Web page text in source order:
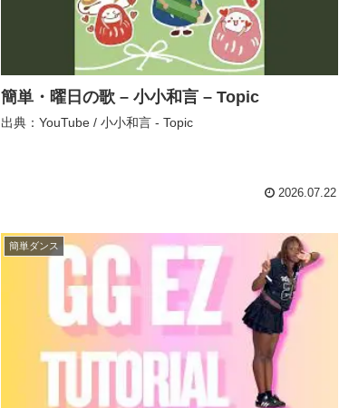
簡単・曜日の歌 – 小小和言 – Topic
出典：YouTube / 小小和言 - Topic
2026.07.22
簡単ダンス